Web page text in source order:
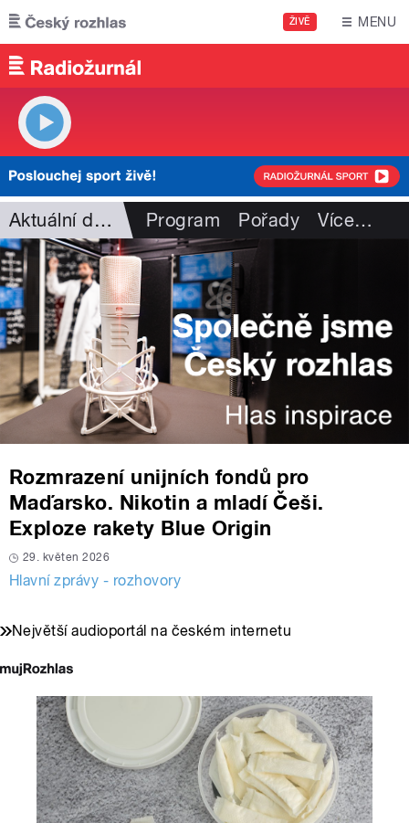
Přejít k hlavnímu obsahu
ŽIVĚ MENU
Aktuální dění Program Pořady Více…
Rozmrazení unijních fondů pro
Maďarsko. Nikotin a mladí Češi.
Exploze rakety Blue Origin
29. květen 2026
Hlavní zprávy - rozhovory
Největší audioportál na českém internetu